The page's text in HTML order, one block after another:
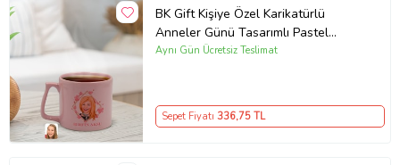
BK Gift Kişiye Özel Karikatürlü
Anneler Günü Tasarımlı Pastel
Pembe Middle Kupa Bardak, Anneye
Aynı Gün Ücretsiz Teslimat
Sepet Fiyatı 336,75 TL